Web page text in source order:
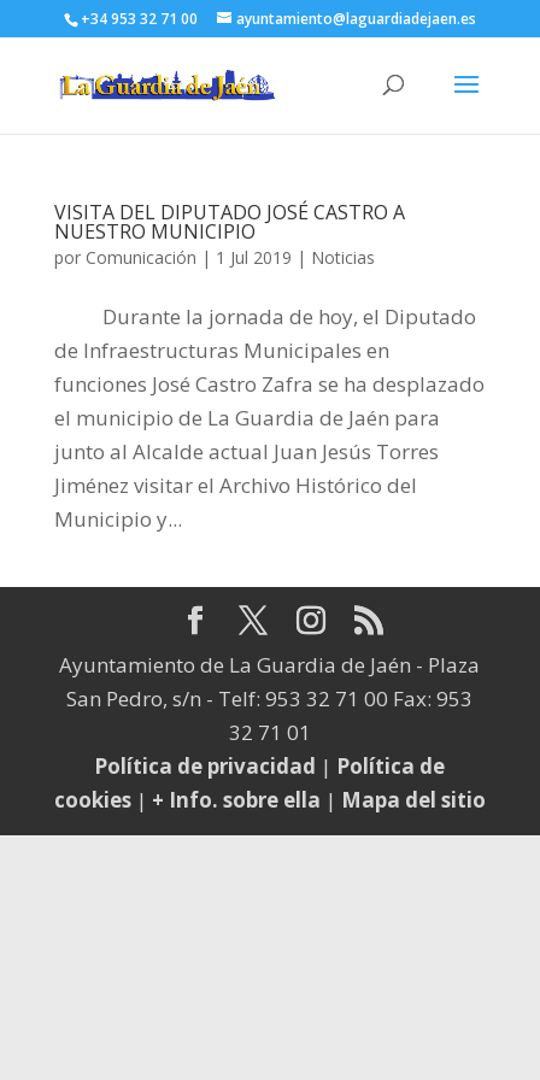
+34 953 32 71 00 ayuntamiento@laguardiadejaen.es
VISITA DEL DIPUTADO JOSÉ CASTRO A
NUESTRO MUNICIPIO
por Comunicación | 1 Jul 2019 | Noticias
Durante la jornada de hoy, el Diputado
de Infraestructuras Municipales en
funciones José Castro Zafra se ha desplazado
el municipio de La Guardia de Jaén para
junto al Alcalde actual Juan Jesús Torres
Jiménez visitar el Archivo Histórico del
Municipio y...
Ayuntamiento de La Guardia de Jaén - Plaza
San Pedro, s/n - Telf: 953 32 71 00 Fax: 953
32 71 01
Política de privacidad | Política de
cookies| + Info. sobre ella | Mapa del sitio